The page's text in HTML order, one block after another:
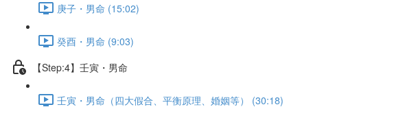
庚子・男命 (15:02)
癸酉・男命 (9:03)
【Step:4】壬寅・男命
壬寅・男命（四大假合、平衡原理、婚姻等） (30:18)